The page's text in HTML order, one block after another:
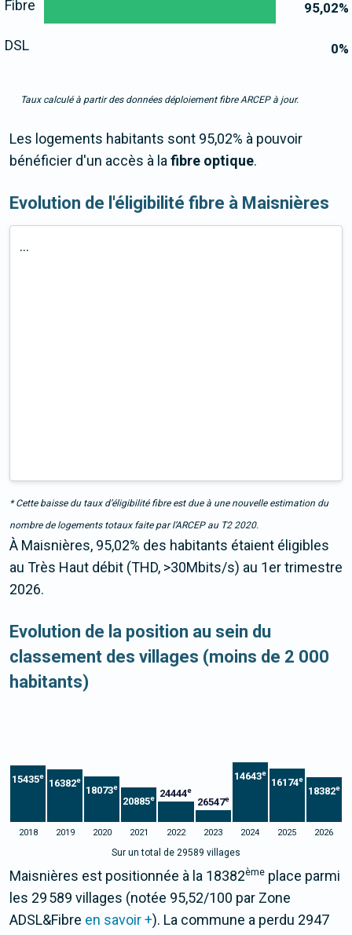
95,02%
0%
Fibre
DSL
Taux calculé à partir des données déploiement fibre ARCEP à jour.
Les logements habitants sont 95,02% à pouvoir
bénéficier d'un accès à lafibre optique.
Evolution de l'éligibilité fibre à Maisnières
...
* Cette baisse du taux d’éligibilité fibre est due à une nouvelle estimation du
nombre de logements totaux faite par l’ARCEP au T2 2020.
À Maisnières, 95,02% des habitants étaient éligibles
au Très Haut débit (THD, >30Mbits/s) au 1er trimestre
2026.
Evolution de la position au sein du
classement des villages (moins de 2 000
habitants)
15435e
16382e
18073e
20885e 24444e
26547e
14643e
16174e
18382e
2018 2019 2020 2021 2022 2023 2024 2025 2026
Sur un total de 29589 villages
Maisnières est positionnée à la 18382ème place parmi
les 29 589 villages (notée 95,52/100 par Zone
ADSL&Fibre en savoir +). La commune a perdu 2947